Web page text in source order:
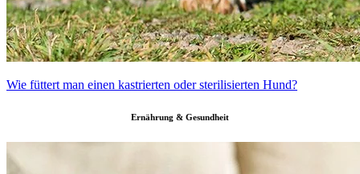
Wie füttert man einen kastrierten oder sterilisierten Hund?
Ernährung & Gesundheit